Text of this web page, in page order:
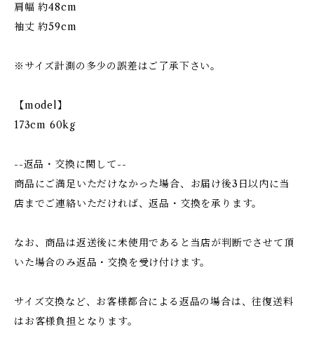
肩幅 約48cm
袖丈 約59cm
※サイズ計測の多少の誤差はご了承下さい。
【model】
173cm 60kg
--返品・交換に関して--
商品にご満足いただけなかった場合、お届け後3日以内に当
店までご連絡いただければ、返品・交換を承ります。
なお、商品は返送後に未使用であると当店が判断でさせて頂
いた場合のみ返品・交換を受け付けます。
サイズ交換など、お客様都合による返品の場合は、往復送料
はお客様負担となります。